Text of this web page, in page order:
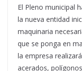
El Pleno municipal
la nueva entidad
maquinaria
que se ponga en
la empresa
acerados,